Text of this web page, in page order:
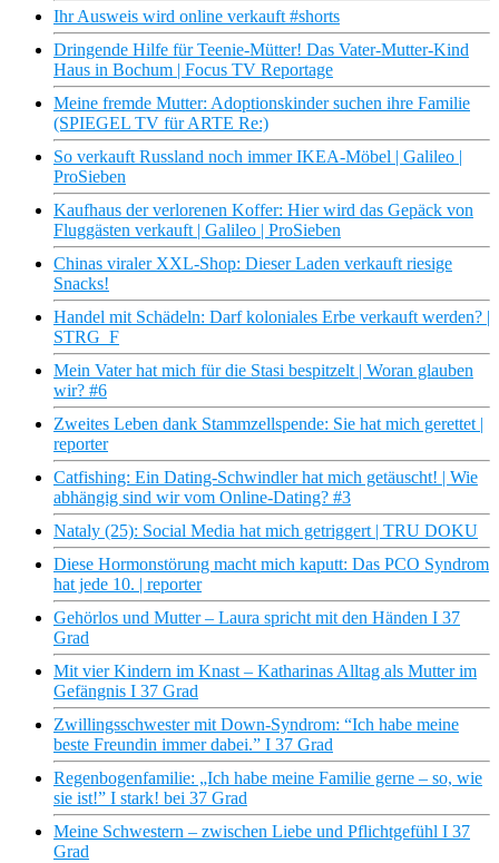
Ihr Ausweis wird online verkauft #shorts
Dringende Hilfe für Teenie-Mütter! Das Vater-Mutter-Kind
Haus in Bochum | Focus TV Reportage
Meine fremde Mutter: Adoptionskinder suchen ihre Familie
(SPIEGEL TV für ARTE Re:)
So verkauft Russland noch immer IKEA-Möbel | Galileo |
ProSieben
Kaufhaus der verlorenen Koffer: Hier wird das Gepäck von
Fluggästen verkauft | Galileo | ProSieben
Chinas viraler XXL-Shop: Dieser Laden verkauft riesige
Snacks!
Handel mit Schädeln: Darf koloniales Erbe verkauft werden? |
STRG_F
Mein Vater hat mich für die Stasi bespitzelt | Woran glauben
wir? #6
Zweites Leben dank Stammzellspende: Sie hat mich gerettet |
reporter
Catfishing: Ein Dating-Schwindler hat mich getäuscht! | Wie
abhängig sind wir vom Online-Dating? #3
Nataly (25): Social Media hat mich getriggert | TRU DOKU
Diese Hormonstörung macht mich kaputt: Das PCO Syndrom
hat jede 10. | reporter
Gehörlos und Mutter – Laura spricht mit den Händen I 37
Grad
Mit vier Kindern im Knast – Katharinas Alltag als Mutter im
Gefängnis I 37 Grad
Zwillingsschwester mit Down-Syndrom: “Ich habe meine
beste Freundin immer dabei.” I 37 Grad
Regenbogenfamilie: „Ich habe meine Familie gerne – so, wie
sie ist!” I stark! bei 37 Grad
Meine Schwestern – zwischen Liebe und Pflichtgefühl I 37
Grad